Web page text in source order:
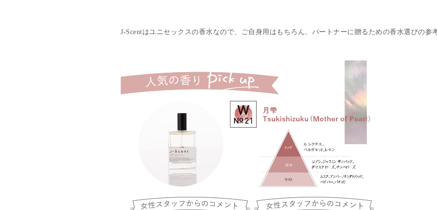
J-Scentはユニセックスの香水なので、ご自身用はもちろん、パートナーに贈るための香水選びの参